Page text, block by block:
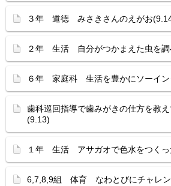
３年 道徳 みさきさんのえがお
２年 生活 自分がつかまえた虫を調
６年 家庭科 生活を豊かにソーイン
歯科巡回指導で歯みがきの仕方を教
(9.13)
１年 生活 アサガオで色水をつくっ
6,7,8,9組 体育 なわとびにチャレン